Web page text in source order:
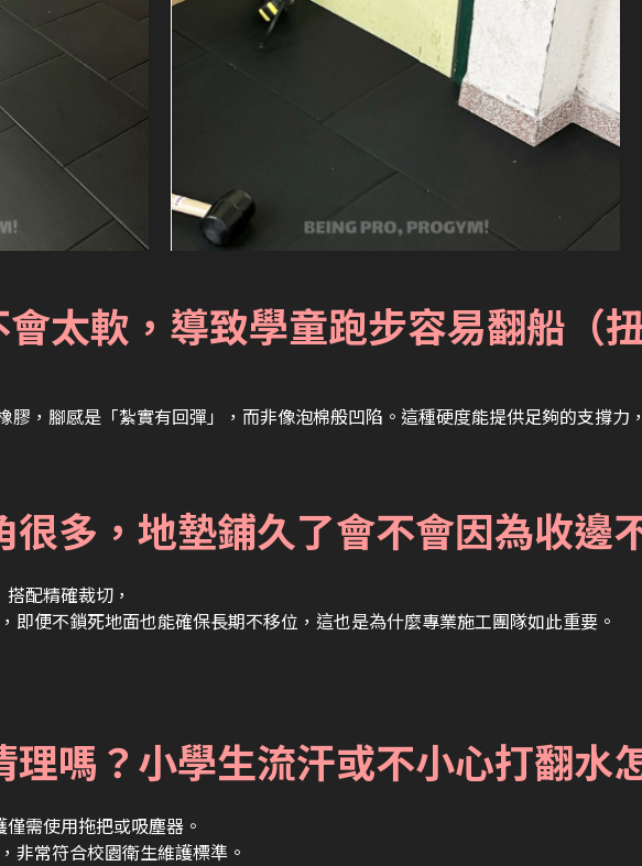
會太軟，導致學童跑步容易翻船（
橡膠，腳感是「紮實有回彈」，而非像泡棉般凹陷。這種硬度能提供足夠的支撐
很多，地墊鋪久了會不會因為收邊
配精確裁切，
即便不鎖死地面也能確保長期不移位，這也是為什麼專業施工團隊如此重要。
理嗎？小學生流汗或不小心打翻水
需使用拖把或吸塵器。
非常符合校園衛生維護標準。